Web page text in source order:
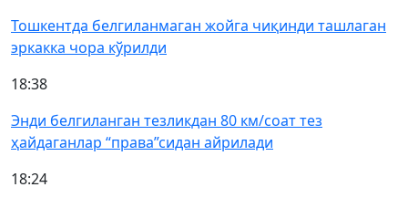
Тошкентда белгиланмаган жойга чиқинди ташлаган
эркакка чора кўрилди
18:38
Энди белгиланган тезликдан 80 км/соат тез
ҳайдаганлар “права”сидан айрилади
18:24